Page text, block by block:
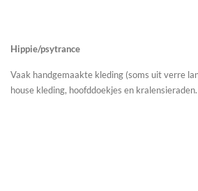
Hippie/psytrance
Vaak handgemaakte kleding (soms uit verre
house kleding, hoofddoekjes en kralensieraden.